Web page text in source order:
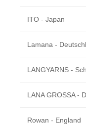
ITO - Japan
Lamana -
LANGYARNS -
LANA GROSSA -
Rowan - England